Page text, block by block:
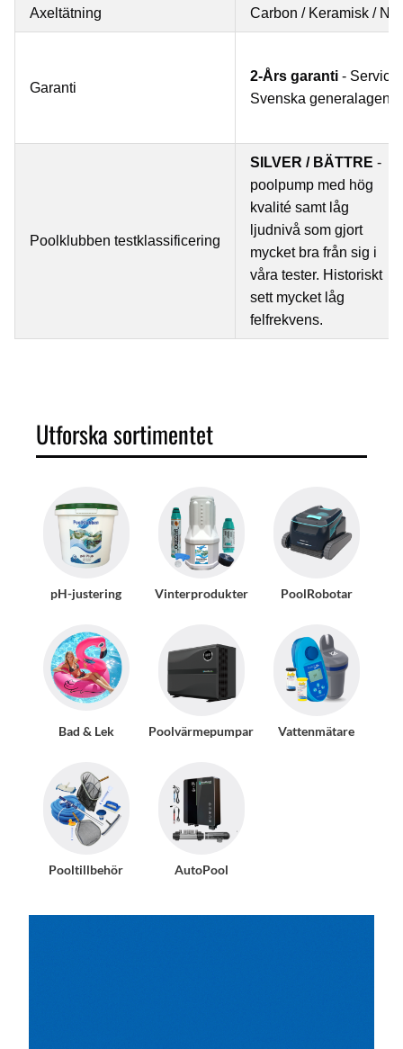
Axeltätning Carbon / Keramisk /
Garanti
2-Års garanti - Service
Svenska
Poolklubben testklassificering
SILVER / BÄTTRE -
poolpump med hög
kvalité samt låg
ljudnivå som gjort
mycket bra från sig i
våra tester. Historiskt
sett mycket låg
felfrekvens.
Utforska sortimentet
pH-justering Vinterprodukter PoolRobotar
Bad & Lek Poolvärmepumpar Vattenmätare
Pooltillbehör AutoPool